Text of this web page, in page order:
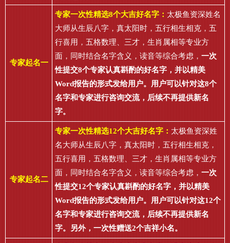
专家起名一
专家一次性精选8个大吉好名字： 太极鱼资深姓名
大师从生辰八字，真太阳时，五行相生相克，五
行喜用，五格数理、三才，生肖属相等专业方
面，同时结合名字含义，读音等综合考虑， 一次
性提交8个专家认真斟酌的好名字，并以精美
Word报告的形式发给用户。用户可以针对这8个
名字和专家进行咨询交流，后续不再提供新名
字。
专家起名二
专家一次性精选12个大吉好名字： 太极鱼资深姓
名大师从生辰八字，真太阳时，五行相生相克，
五行喜用，五格数理、三才，生肖属相等专业方
面，同时结合名字含义，读音等综合考虑， 一次
性提交12个专家认真斟酌的好名字，并以精美
Word报告的形式发给用户。用户可以针对这12个
名字和专家进行咨询交流，后续不再提供新名
字。另外，一次性赠送2个吉祥小名。